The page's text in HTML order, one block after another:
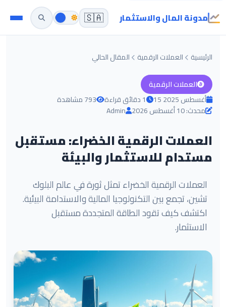
مدونة المال والاستثمار 🇸🇦
الرئيسية العملات الرقمية المقال الحالي
العملات الرقمية
15 أغسطس 2025
1 دقائق قراءة
793 مشاهدة
محدث: 10 أغسطس 2026
Admin
العملات الرقمية الخضراء: مستقبل
مستدام للاستثمار والبيئة
العملات الرقمية الخضراء تمثل ثورة في عالم البلوك
تشين، تجمع بين التكنولوجيا المالية والاستدامة البيئية.
اكتشف كيف تقود الطاقة المتجددة مستقبل
الاستثمار.